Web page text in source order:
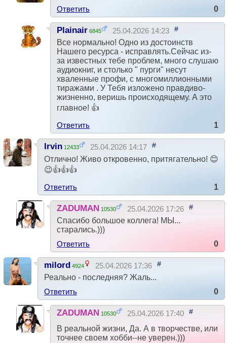
Ответить
0
Plainair 6845 25.04.2026 14:23 #
Все нормально! Одно из достоинств
Нашего ресурса - исправлять.Сейчас из-
за известных тебе проблем, много слушаю
аудиокниг, и столько " пурги" несут
хваленные профи, с многомиллионными
тиражами . У Тебя изложено правдиво-
жизненно, веришь происходящему. А это
главное! 👍
Ответить
1
Irvin 12433 25.04.2026 14:17 #
Отлично! Живо откровенно, притягательно! 😊
😉👍👍👍
Ответить
1
ZADUMAN 10530 25.04.2026 17:26 #
Спасибо большое коллега! МЫ...
старались.)))
Ответить
0
milord 4924 25.04.2026 17:36 #
Реально - последняя? Жаль...
Ответить
0
ZADUMAN 10530 25.04.2026 17:40 #
В реальной жизни, Да. А в творчестве, или
точнее своем хобби--не уверен.)))